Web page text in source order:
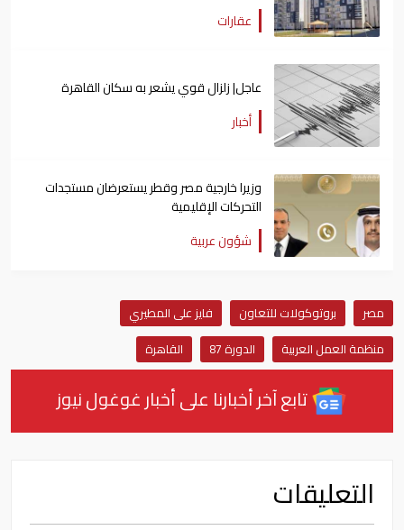
عقارات
عاجل| زلزال قوي يشعر به سكان القاهرة
أخبار
وزيرا خارجية مصر وقطر يستعرضان مستجدات
التحركات الإقليمية
شؤون عربية
مصر بروتوكولات للتعاون
فايز على المطيري
منظمة العمل العربية
الدورة 87 القاهرة
تابع آخر أخبارنا على أخبار غوغول نيوز
التعليقات